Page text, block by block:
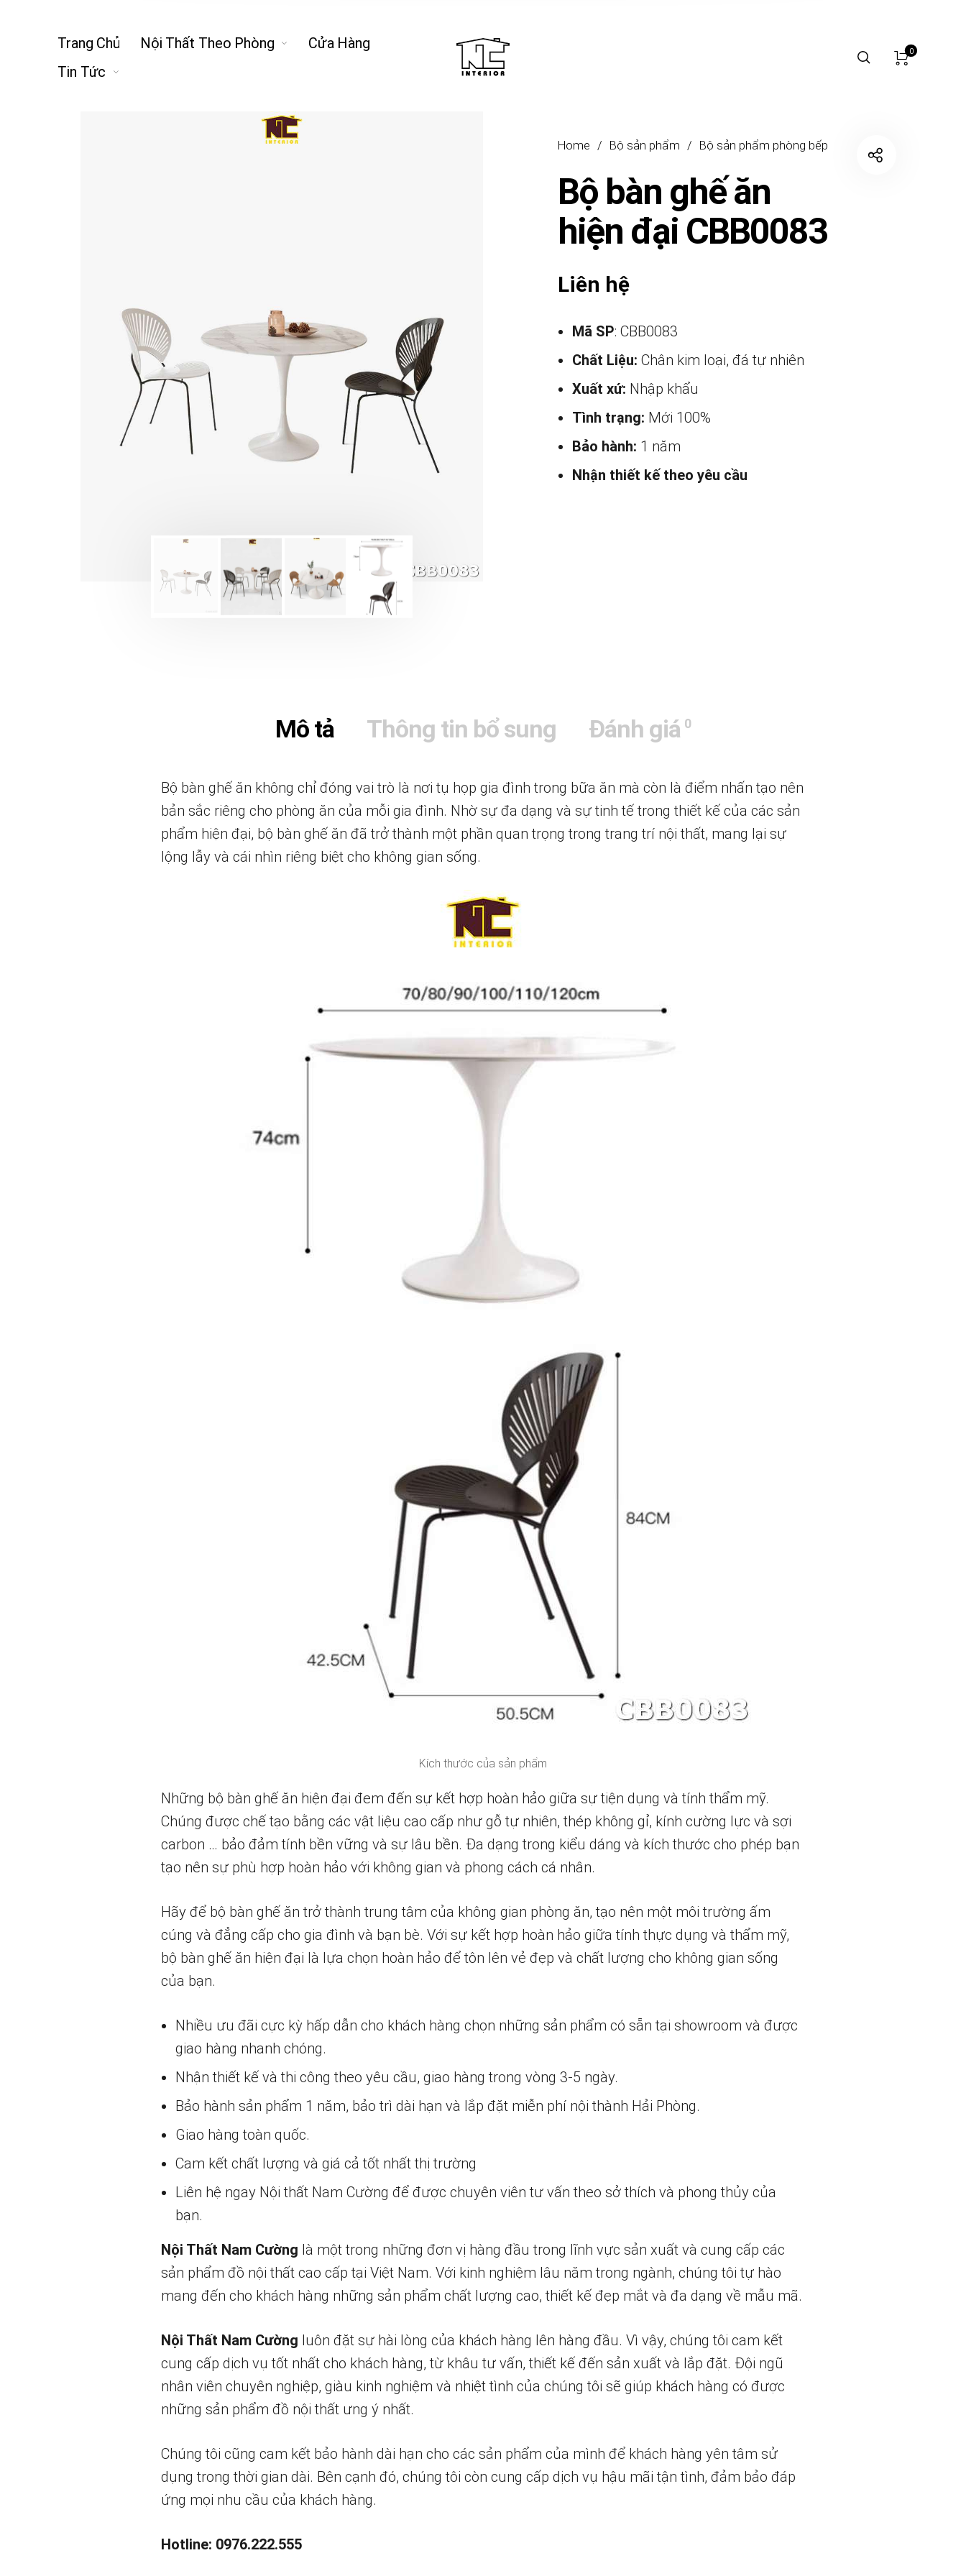
Trang Chủ Nội Thất Theo Phòng
Cửa Hàng
Tin Tức
0
Home / Bộ sản phẩm / Bộ sản phẩm phòng bếp
Bộ bàn ghế ăn
hiện đại CBB0083
Liên hệ
Mã SP: CBB0083
Chất Liệu: Chân kim loại, đá tự nhiên
Xuất xứ: Nhập khẩu
Tình trạng: Mới 100%
Bảo hành: 1 năm
Nhận thiết kế theo yêu cầu
Mô tả Thông tin bổ sung Đánh giá 0
Bộ bàn ghế ăn không chỉ đóng vai trò là nơi tụ họp gia đình trong bữa ăn mà còn là điểm nhấn tạo nên
bản sắc riêng cho phòng ăn của mỗi gia đình. Nhờ sự đa dạng và sự tinh tế trong thiết kế của các sản
phẩm hiện đại, bộ bàn ghế ăn đã trở thành một phần quan trọng trong trang trí nội thất, mang lại sự
lộng lẫy và cái nhìn riêng biệt cho không gian sống.
Kích thước của sản phẩm
Những bộ bàn ghế ăn hiện đại đem đến sự kết hợp hoàn hảo giữa sự tiện dụng và tính thẩm mỹ.
Chúng được chế tạo bằng các vật liệu cao cấp như gỗ tự nhiên, thép không gỉ, kính cường lực và sợi
carbon … bảo đảm tính bền vững và sự lâu bền. Đa dạng trong kiểu dáng và kích thước cho phép bạn
tạo nên sự phù hợp hoàn hảo với không gian và phong cách cá nhân.
Hãy để bộ bàn ghế ăn trở thành trung tâm của không gian phòng ăn, tạo nên một môi trường ấm
cúng và đẳng cấp cho gia đình và bạn bè. Với sự kết hợp hoàn hảo giữa tính thực dụng và thẩm mỹ,
bộ bàn ghế ăn hiện đại là lựa chọn hoàn hảo để tôn lên vẻ đẹp và chất lượng cho không gian sống
của bạn.
Nhiều ưu đãi cực kỳ hấp dẫn cho khách hàng chọn những sản phẩm có sẵn tại showroom và được
giao hàng nhanh chóng.
Nhận thiết kế và thi công theo yêu cầu, giao hàng trong vòng 3-5 ngày.
Bảo hành sản phẩm 1 năm, bảo trì dài hạn và lắp đặt miễn phí nội thành Hải Phòng.
Giao hàng toàn quốc.
Cam kết chất lượng và giá cả tốt nhất thị trường
Liên hệ ngay Nội thất Nam Cường để được chuyên viên tư vấn theo sở thích và phong thủy của
bạn.
Nội Thất Nam Cường là một trong những đơn vị hàng đầu trong lĩnh vực sản xuất và cung cấp các
sản phẩm đồ nội thất cao cấp tại Việt Nam. Với kinh nghiệm lâu năm trong ngành, chúng tôi tự hào
mang đến cho khách hàng những sản phẩm chất lượng cao, thiết kế đẹp mắt và đa dạng về mẫu mã.
Nội Thất Nam Cường luôn đặt sự hài lòng của khách hàng lên hàng đầu. Vì vậy, chúng tôi cam kết
cung cấp dịch vụ tốt nhất cho khách hàng, từ khâu tư vấn, thiết kế đến sản xuất và lắp đặt. Đội ngũ
nhân viên chuyên nghiệp, giàu kinh nghiệm và nhiệt tình của chúng tôi sẽ giúp khách hàng có được
những sản phẩm đồ nội thất ưng ý nhất.
Chúng tôi cũng cam kết bảo hành dài hạn cho các sản phẩm của mình để khách hàng yên tâm sử
dụng trong thời gian dài. Bên cạnh đó, chúng tôi còn cung cấp dịch vụ hậu mãi tận tình, đảm bảo đáp
ứng mọi nhu cầu của khách hàng.
Hotline: 0976.222.555